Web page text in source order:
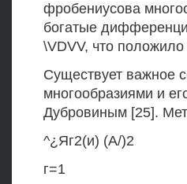
фробениусова
богатые
\VDVV, что
Существует важное
многообразиями и
Дубровиным [25].
^¿Яг2(и) (А/)2
г=1